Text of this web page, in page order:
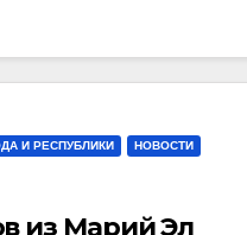
И РЕСПУБЛИКИ НОВОСТИ
из Марий Эл